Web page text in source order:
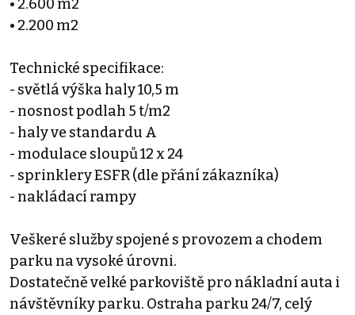
• 2.600 m2
• 2.200 m2
Technické specifikace:
- světlá výška haly 10,5 m
- nosnost podlah 5 t/m2
- haly ve standardu A
- modulace sloupů 12 x 24
- sprinklery ESFR (dle přání zákazníka)
- nakládací rampy
Veškeré služby spojené s provozem a chodem
parku na vysoké úrovni.
Dostatečně velké parkoviště pro nákladní auta i
návštěvníky parku. Ostraha parku 24/7, celý